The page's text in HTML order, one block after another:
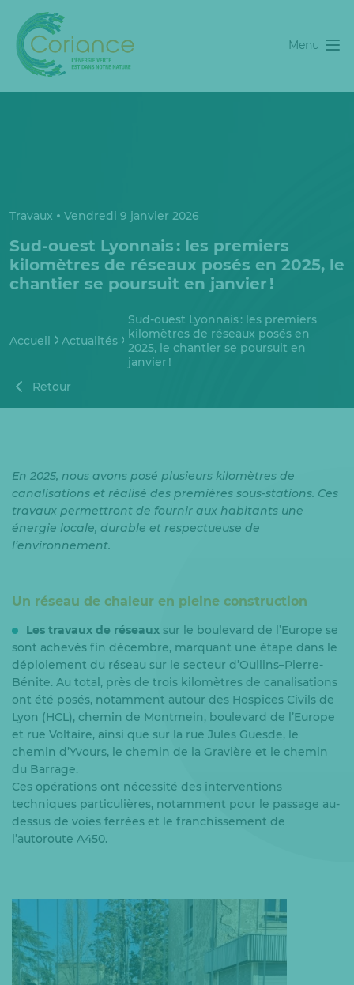
Menu
Travaux Vendredi 9 janvier 2026
Sud-ouest Lyonnais : les premiers
kilomètres de réseaux posés en 2025, le
chantier se poursuit en janvier !
Accueil Actualités
Sud-ouest Lyonnais : les premiers
kilomètres de réseaux posés en
2025, le chantier se poursuit en
janvier !
Retour
En 2025, nous avons posé plusieurs kilomètres de
canalisations et réalisé des premières sous-stations. Ces
travaux permettront de fournir aux habitants une
énergie locale, durable et respectueuse de
l’environnement.
Un réseau de chaleur en pleine construction
Les travaux de réseaux sur le boulevard de l’Europe se
sont achevés fin décembre, marquant une étape dans le
déploiement du réseau sur le secteur d’Oullins–Pierre-
Bénite. Au total, près de trois kilomètres de canalisations
ont été posés, notamment autour des Hospices Civils de
Lyon (HCL), chemin de Montmein, boulevard de l’Europe
et rue Voltaire, ainsi que sur la rue Jules Guesde, le
chemin d’Yvours, le chemin de la Gravière et le chemin
du Barrage.
Ces opérations ont nécessité des interventions
techniques particulières, notamment pour le passage au-
dessus de voies ferrées et le franchissement de
l’autoroute A450.